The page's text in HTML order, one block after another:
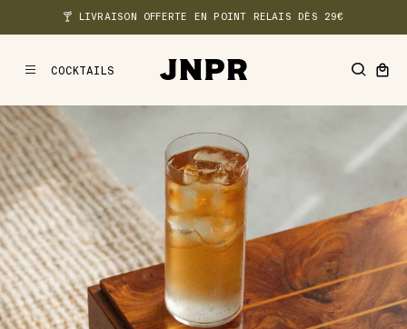
🍸 LIVRAISON OFFERTE EN POINT RELAIS DÈS 29€
COCKTAILS